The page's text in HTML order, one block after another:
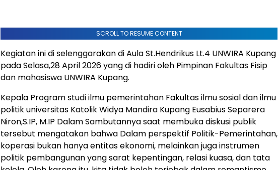
SCROLL TO RESUME CONTENT
Kegiatan ini di selenggarakan di Aula St.Hendrikus Lt.4 UNWIRA Kupang
pada Selasa,28 April 2026 yang di hadiri oleh Pimpinan Fakultas Fisip
dan mahasiswa UNWIRA Kupang.
Kepala Program studi ilmu pemerintahan Fakultas ilmu sosial dan ilmu
politik universitas Katolik Widya Mandira Kupang Eusabius Separera
Niron,S.IP, M.IP Dalam Sambutannya saat membuka diskusi publik
tersebut mengatakan bahwa Dalam perspektif Politik-Pemerintahan,
koperasi bukan hanya entitas ekonomi, melainkan juga instrumen
politik pembangunan yang sarat kepentingan, relasi kuasa, dan tata